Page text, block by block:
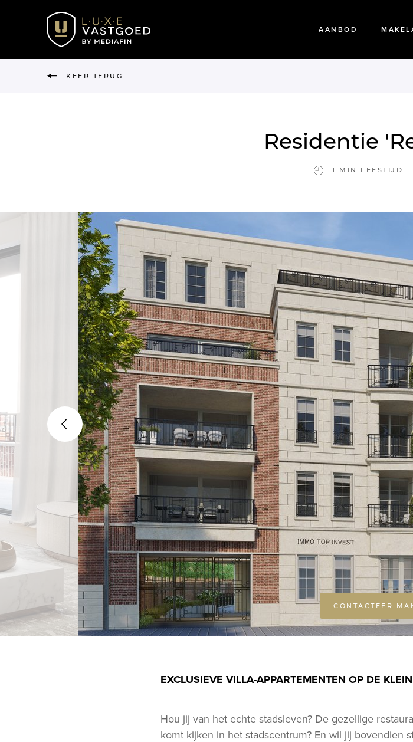
AANBOD
KEER TERUG
Residentie
1 MIN LEESTIJD
CONTACTEER
EXCLUSIEVE VILLA-APPARTEMENTEN OP DE
Hou jij van het echte stadsleven? De gezellige
komt kijken in het stadscentrum? En wil jij bovendien